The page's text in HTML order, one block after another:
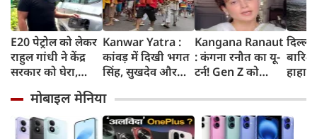
E20 पेट्रोल को लेकर
राहुल गांधी ने केंद्र
सरकार को घेरा,
लोगों की गाड़ियां हो
रहीं खराब, BJP ने
बताया खराब
Kanwar Yatra :
कांवड़ में दिखी भगत
सिंह, सुखदेव और
अमरगाथा,
शिवभक्तों ने अनोखे
अंदाज में दी
Kangana Ranaut
: कंगना रनौत का यू-
टर्न! Gen Z को
'सबसे बड़ी ताकत',
कुछ दिन पहले
प्रदर्शनकारियों को
जाम
सड़कों
तक
मोबाइल मेनिया